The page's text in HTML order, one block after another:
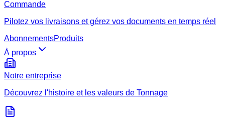
Commande
Pilotez vos livraisons et gérez vos documents en temps réel
AbonnementsProduits
À propos
Notre entreprise
Découvrez l'histoire et les valeurs de Tonnage